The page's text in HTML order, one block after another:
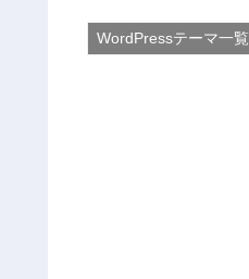
WordPressテーマ一覧